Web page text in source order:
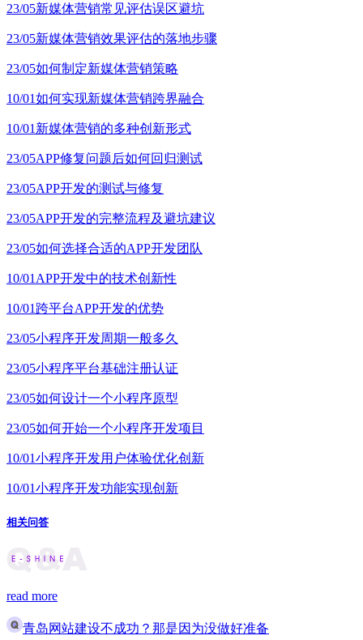
23/05新媒体营销常见评估误区避坑
23/05新媒体营销效果评估的落地步骤
23/05如何制定新媒体营销策略
10/01如何实现新媒体营销跨界融合
10/01 新媒体营销的多种创新形式
23/05APP修复问题后如何回归测试
23/05APP开发的测试与修复
23/05APP开发的完整流程及避坑建议
23/05如何选择合适的APP开发团队
10/01 APP开发中的技术创新性
10/01 跨平台APP开发的优势
23/05小程序开发周期一般多久
23/05小程序平台基础注册认证
23/05如何设计一个小程序原型
23/05如何开始一个小程序开发项目
10/01小程序开发用户体验优化创新
10/01小程序开发功能实现创新
相关问答
read more
青岛网站建设不成功？那是因为没做好准备